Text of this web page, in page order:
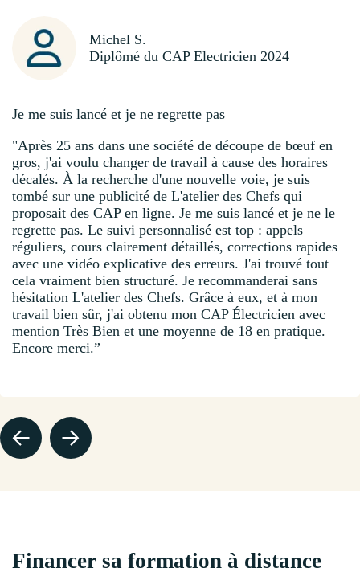
Michel S.
Diplômé du CAP Electricien 2024
Je me suis lancé et je ne regrette pas
"Après 25 ans dans une société de découpe de bœuf en
gros, j'ai voulu changer de travail à cause des horaires
décalés. À la recherche d'une nouvelle voie, je suis
tombé sur une publicité de L'atelier des Chefs qui
proposait des CAP en ligne. Je me suis lancé et je ne le
regrette pas. Le suivi personnalisé est top : appels
réguliers, cours clairement détaillés, corrections rapides
avec une vidéo explicative des erreurs. J'ai trouvé tout
cela vraiment bien structuré. Je recommanderai sans
hésitation L'atelier des Chefs. Grâce à eux, et à mon
travail bien sûr, j'ai obtenu mon CAP Électricien avec
mention Très Bien et une moyenne de 18 en pratique.
Encore merci.”
Financer sa formation à distance